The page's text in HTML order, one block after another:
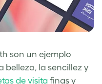
son un ejemplo
belleza, la sencillez y
de visita finas y